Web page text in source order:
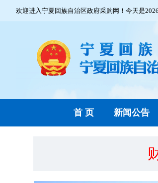
欢迎进入宁夏回族自治区政府采购网！今天是
首 页 新闻公告